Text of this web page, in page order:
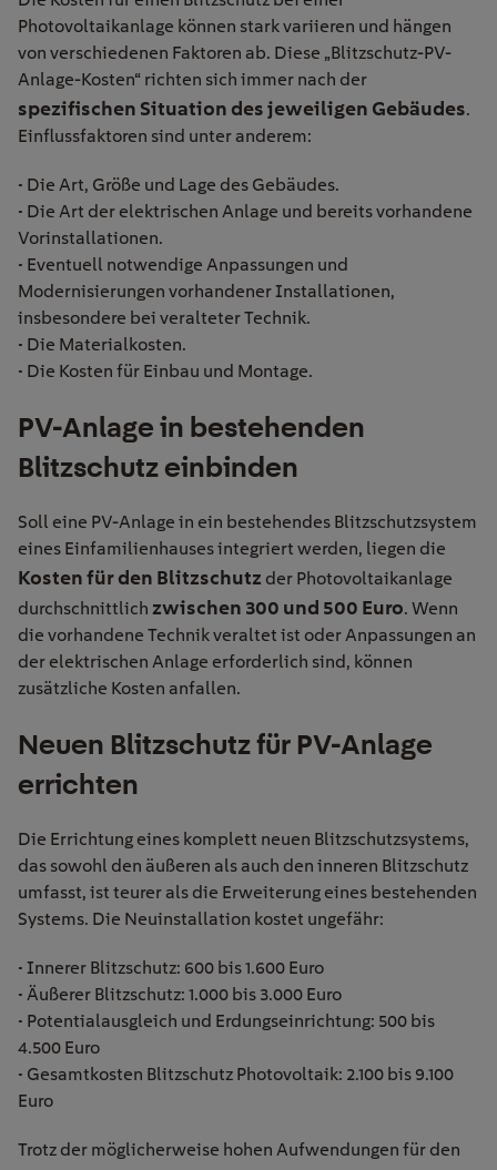
Photovoltaikanlage können stark variieren und hängen
von verschiedenen Faktoren ab. Diese „Blitzschutz-PV-
Anlage-Kosten“ richten sich immer nach der
spezifischen Situation des jeweiligen Gebäudes.
Einflussfaktoren sind unter anderem:
• Die Art, Größe und Lage des Gebäudes.
• Die Art der elektrischen Anlage und bereits vorhandene
Vorinstallationen.
• Eventuell notwendige Anpassungen und
Modernisierungen vorhandener Installationen,
insbesondere bei veralteter Technik.
• Die Materialkosten.
• Die Kosten für Einbau und Montage.
PV-Anlage in bestehenden
Blitzschutz einbinden
Soll eine PV-Anlage in ein bestehendes Blitzschutzsystem
eines Einfamilienhauses integriert werden, liegen die
Kosten für den Blitzschutz der Photovoltaikanlage
durchschnittlich zwischen 300 und 500 Euro. Wenn
die vorhandene Technik veraltet ist oder Anpassungen an
der elektrischen Anlage erforderlich sind, können
zusätzliche Kosten anfallen.
Neuen Blitzschutz für PV-Anlage
errichten
Die Errichtung eines komplett neuen Blitzschutzsystems,
das sowohl den äußeren als auch den inneren Blitzschutz
umfasst, ist teurer als die Erweiterung eines bestehenden
Systems. Die Neuinstallation kostet ungefähr:
• Innerer Blitzschutz: 600 bis 1.600 Euro
• Äußerer Blitzschutz: 1.000 bis 3.000 Euro
• Potentialausgleich und Erdungseinrichtung: 500 bis
4.500 Euro
• Gesamtkosten Blitzschutz Photovoltaik: 2.100 bis 9.100
Euro
Trotz der möglicherweise hohen Aufwendungen für den